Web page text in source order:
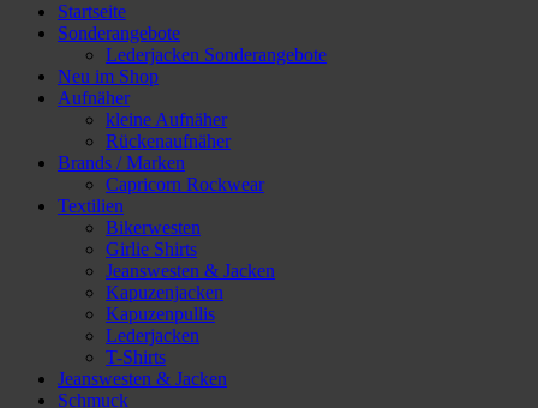
Startseite
Sonderangebote
Lederjacken Sonderangebote
Neu im Shop
Aufnäher
kleine Aufnäher
Rückenaufnäher
Brands / Marken
Capricorn Rockwear
Textilien
Bikerwesten
Girlie Shirts
Jeanswesten & Jacken
Kapuzenjacken
Kapuzenpullis
Lederjacken
T-Shirts
Jeanswesten & Jacken
Schmuck